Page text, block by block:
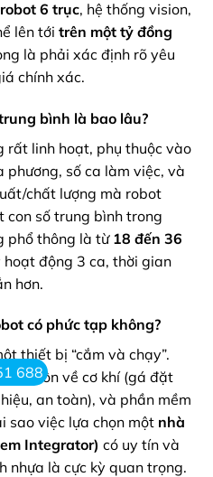
robot 6 trục, hệ thống vision,
lên tới trên một tỷ đồng
là phải xác định rõ yêu
chính xác.
bình là bao lâu?
rất linh hoạt, phụ thuộc vào
số ca làm việc, và
chất lượng mà robot
con số trung bình trong
phổ thông là từ 18 đến 36
hoạt động 3 ca, thời gian
hơn.
có phức tạp không?
thiết bị “cắm và chạy”.
môn về cơ khí (gá đặt
an toàn), và phần mềm
sao việc lựa chọn một nhà
Integrator) có uy tín và
nhựa là cực kỳ quan trọng.
688